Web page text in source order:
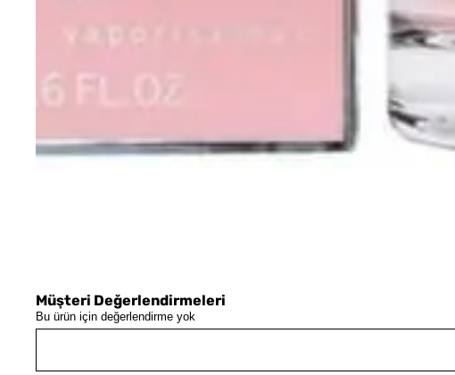
Müşteri Değerlendirmeleri
Bu ürün için değerlendirme yok